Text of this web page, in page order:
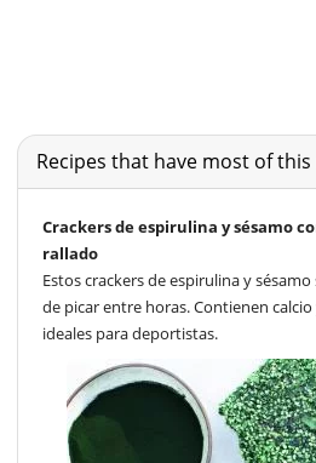
Recipes that have most of
Crackers de espirulina y sésamo
rallado
Estos crackers de espirulina y
de picar entre horas. Contienen
ideales para deportistas.